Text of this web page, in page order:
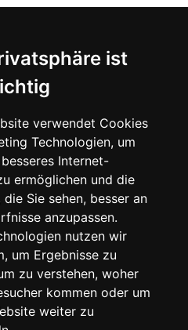
ist
verwendet Cookies
Technologien, um
Internet-
ermöglichen und die
die Sie sehen, besser an
anzupassen.
nutzen wir
um Ergebnisse zu
zu verstehen, woher
kommen oder um
weiter zu